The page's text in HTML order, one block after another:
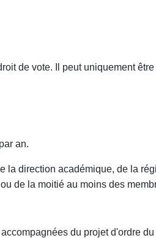
de vote. Il peut uniquement
an.
direction académique, de la
de la moitié au moins des
du projet d'ordre